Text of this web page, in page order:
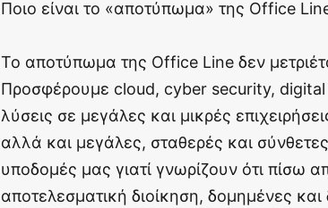
Ποιο είναι το «αποτύπωμα» της Office
Το αποτύπωμα της Office Line δεν
Προσφέρουμε cloud, cyber security,
λύσεις σε μεγάλες και μικρές
αλλά και μεγάλες, σταθερές και
υποδομές μας γιατί γνωρίζουν ότι πίσω
αποτελεσματική διοίκηση, δομημένες